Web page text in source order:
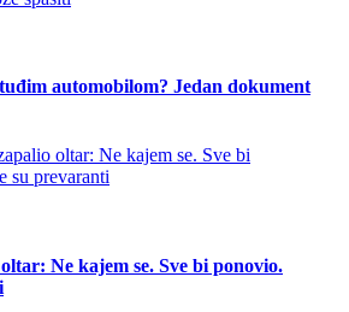
automobilom? Jedan dokument
Ne kajem se. Sve bi ponovio.